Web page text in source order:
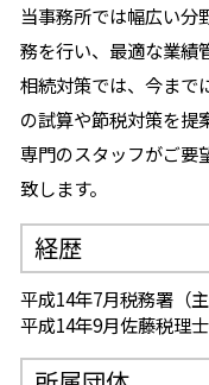
当事務所では幅広い分
務を行い、最適な業績
相続対策では、今まで
の試算や節税対策を提
専門のスタッフがご要
致します。
経歴
平成14年7月税務署（
平成14年9月佐藤税理